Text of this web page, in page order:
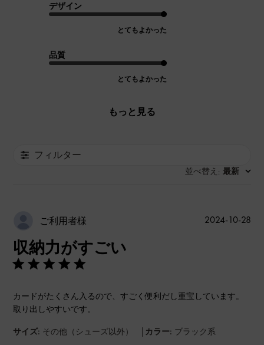
デザイン
とてもよかった
品質
とてもよかった
もっと見る
フィルター
並べ替え : 最新
ご利用者様
収納力がすごい
カードがたくさん入るので、すごく便利だし重宝しています。
取り出しやすいです。
サイズ: その他（シューズ以外） | カラー: ブラック系
公
2024-10-28